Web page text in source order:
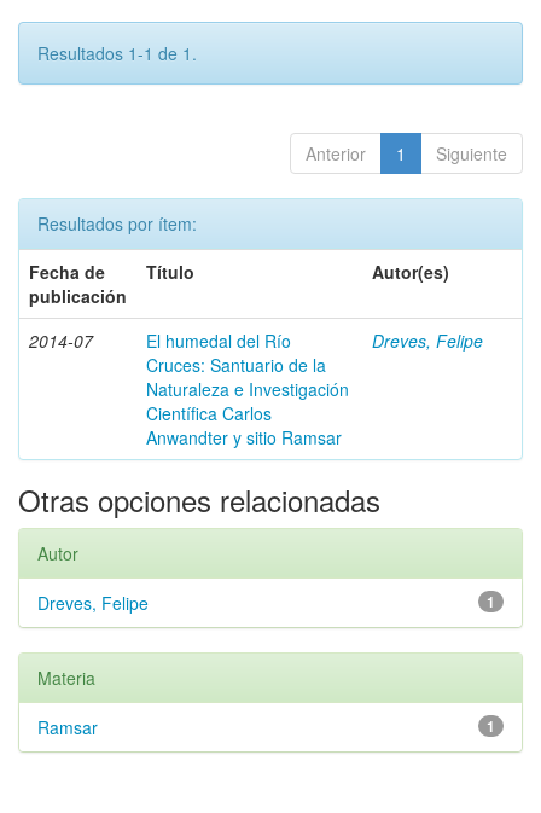
Resultados 1-1 de 1.
Anterior 1 Siguiente
Resultados por ítem:
Fecha de
publicación
Título Autor(es)
2014-07
El humedal del Río
Cruces: Santuario de la
Naturaleza e Investigación
Científica Carlos
Anwandter y sitio Ramsar
Dreves, Felipe
Otras opciones relacionadas
Autor
1
Dreves, Felipe
Materia
1
Ramsar